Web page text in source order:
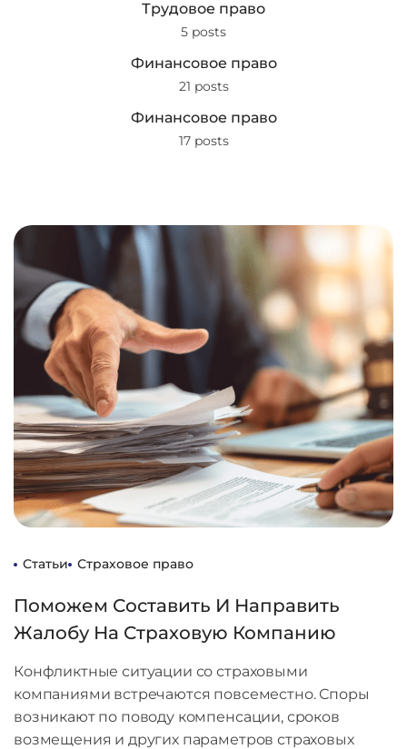
Трудовое право
5 posts
Финансовое право
21 posts
Финансовое право
17 posts
Статьи Страховое право
Поможем Составить И Направить
Жалобу На Страховую Компанию
Конфликтные ситуации со страховыми
компаниями встречаются повсеместно. Споры
возникают по поводу компенсации, сроков
возмещения и других параметров страховых